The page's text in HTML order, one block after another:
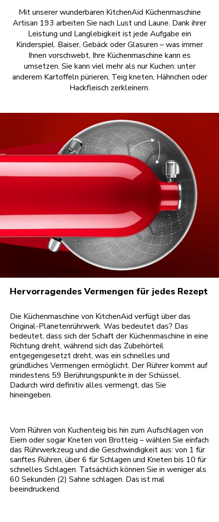
Mit unserer wunderbaren KitchenAid Küchenmaschine
Artisan 193 arbeiten Sie nach Lust und Laune. Dank ihrer
Leistung und Langlebigkeit ist jede Aufgabe ein
Kinderspiel. Baiser, Gebäck oder Glasuren – was immer
Ihnen vorschwebt, Ihre Küchenmaschine kann es
umsetzen. Sie kann viel mehr als nur Kuchen: unter
anderem Kartoffeln pürieren, Teig kneten, Hähnchen oder
Hackfleisch zerkleinern.
Hervorragendes Vermengen für jedes Rezept
Die Küchenmaschine von KitchenAid verfügt über das
Original-Planetenrührwerk. Was bedeutet das? Das
bedeutet, dass sich der Schaft der Küchenmaschine in eine
Richtung dreht, während sich das Zubehörteil
entgegengesetzt dreht, was ein schnelles und
gründliches Vermengen ermöglicht. Der Rührer kommt auf
mindestens 59 Berührungspunkte in der Schüssel.
Dadurch wird definitiv alles vermengt, das Sie
hineingeben.
Vom Rühren von Kuchenteig bis hin zum Aufschlagen von
Eiern oder sogar Kneten von Brotteig – wählen Sie einfach
das Rührwerkzeug und die Geschwindigkeit aus: von 1 für
sanftes Rühren, über 6 für Schlagen und Kneten bis 10 für
schnelles Schlagen. Tatsächlich können Sie in weniger als
60 Sekunden (2) Sahne schlagen. Das ist mal
beeindruckend.